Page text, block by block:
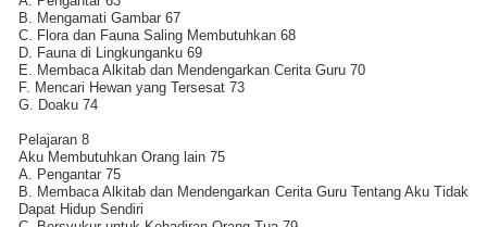
B. Mengamati Gambar 67
C. Flora dan Fauna Saling Membutuhkan 68
D. Fauna di Lingkunganku 69
E. Membaca Alkitab dan Mendengarkan Cerita Guru 70
F. Mencari Hewan yang Tersesat 73
G. Doaku 74
Pelajaran 8
Aku Membutuhkan Orang lain 75
A. Pengantar 75
B. Membaca Alkitab dan Mendengarkan Cerita Guru Tentang Aku Tidak
Dapat Hidup Sendiri